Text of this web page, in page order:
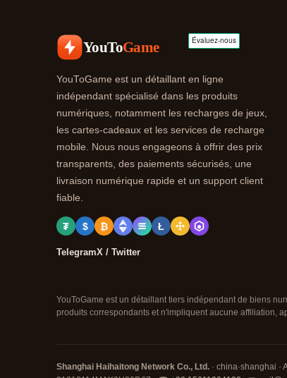
YouToGame
YouToGame est un détaillant en ligne
indépendant spécialisé dans les produits
numériques, notamment les recharges de jeux,
les cartes-cadeaux et les services de recharge
mobile. Nous nous engageons à offrir des prix
transparents, des paiements sécurisés, une
livraison numérique rapide et un support client
fiable.
₮ $ ₿ Ł
TelegramX / Twitter
YouToGame est un détaillant tiers indépendant de biens
produits correspondants et n'impliquent aucune affiliation,
Shanghai Haihaitong Network Co., Ltd. · china·shanghai